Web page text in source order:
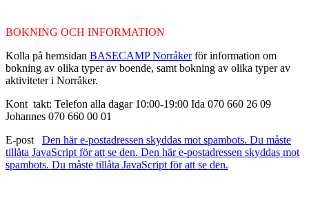
BOKNING OCH INFORMATION
Kolla på hemsidan BASECAMP Norråkerför information om
bokning av olika typer av boende, samt bokning av olika typer av
aktiviteter i Norråker.
Kont takt: Telefon alla dagar 10:00-19:00 Ida 070 660 26 09
Johannes 070 660 00 01
E-post Den här e-postadressen skyddas mot spambots. Du måste
tillåta JavaScript för att se den. Den här e-postadressen skyddas mot
spambots. Du måste tillåta JavaScript för att se den.